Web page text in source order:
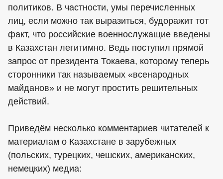
политиков. В частности, умы перечисленных
лиц, если можно так выразиться, будоражит тот
факт, что российские военнослужащие введены
в Казахстан легитимно. Ведь поступил прямой
запрос от президента Токаева, которому теперь
сторонники так называемых «всенародных
майданов» и не могут простить решительных
действий.
Приведём несколько комментариев читателей к
материалам о Казахстане в зарубежных
(польских, турецких, чешских, американских,
немецких) медиа: